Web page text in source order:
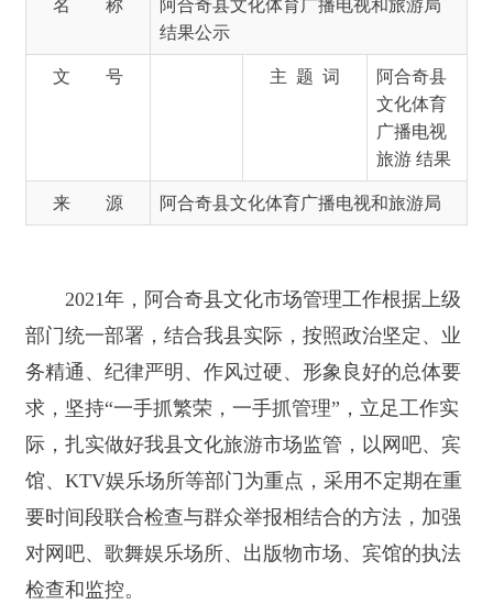
广播电视
来 源 阿合奇县文化体育广播电视和旅游局
2021年，阿合奇县文化市场管理工作根据上级
部门统一部署，结合我县实际，按照政治坚定、业
务精通、纪律严明、作风过硬、形象良好的总体要
际，扎实做好我县文化旅游市场监管，以网吧、宾
馆、KTV娱乐场所等部门为重点，采用不定期在重
对网吧、歌舞娱乐场所、出版物市场、宾馆的执法
检查和监控。
截至目前，对阿合奇县文化旅游市场进行专项
共出动执法人员127人（次）。其中打字复印店233
家（次），宾馆50家（次），书店14 家（次），图
书馆7家（次），印刷厂9